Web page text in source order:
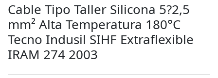
Cable Tipo Taller Silicona 5?2,5
mm² Alta Temperatura 180°C
Tecno Indusil SIHF Extraflexible
IRAM 274 2003